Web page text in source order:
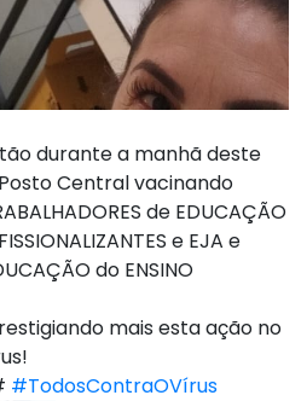
durante a manhã deste
Central vacinando
de EDUCAÇÃO
e EJA e
do ENSINO
mais esta ação no
#TodosContraOVírus